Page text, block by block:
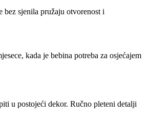
bez sjenila pružaju otvorenost i
kada je bebina potreba za osjećajem
u postojeći dekor. Ručno pleteni detalji